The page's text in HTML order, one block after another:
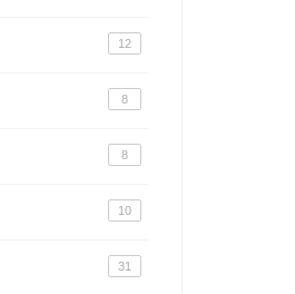
12
8
8
10
31